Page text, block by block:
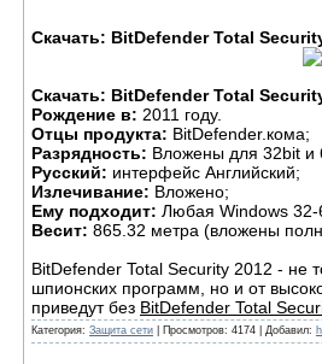
Скачать: BitDefender Total
Скачать: BitDefender Total
Рождение в: 2011 году.
Отцы продукта: BitDefender.кома;
Разрядность: Вложены для 32bit и
Русский: интерфейс Английский;
Излечивание: Вложено;
Ему подходит: Любая Windows 32-
Весит: 865.32 метра (вложены
BitDefender Total Security 2012 - не
шпионских программ, но и от
приведут без BitDefender Total
Категория: Защита сети | Просмотров: 4174 | Добавил: